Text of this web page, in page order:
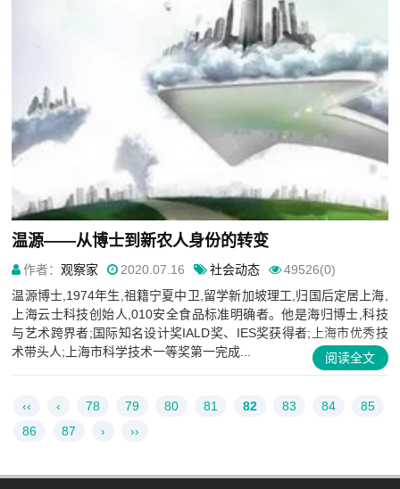
温源——从博士到新农人身份的转变
作者：观察家 2020.07.16 社会动态
49526(0)
温源博士,1974年生,祖籍宁夏中卫,留学新加坡理工,归国后定居上海,
上海云士科技创始人,010安全食品标准明确者。他是海归博士,科技
与艺术跨界者;国际知名设计奖IALD奖、IES奖获得者;上海市优秀技
术带头人;上海市科学技术一等奖第一完成...
阅读全文
‹‹ ‹ 78 79 80 81 82 83 84
85
86
87 › ››